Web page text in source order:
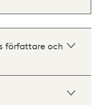
författare och